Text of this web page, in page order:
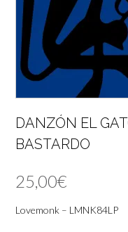
DANZÓN EL
BASTARDO
25,00€
Lovemonk – LMNK84LP